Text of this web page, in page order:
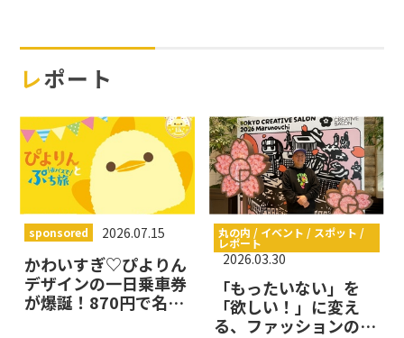
レポート
sponsored 2026.07.15
かわいすぎ♡ぴよりん
デザインの一日乗車券
が爆誕！870円で名古
丸の内 / イベント / スポット /
レポート
2026.03.30
「もったいない」を
「欲しい！」に変え
る、ファッションのプ